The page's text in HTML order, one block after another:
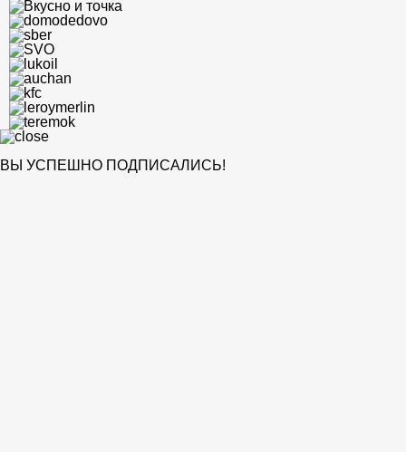
ВЫ УСПЕШНО ПОДПИСАЛИСЬ!